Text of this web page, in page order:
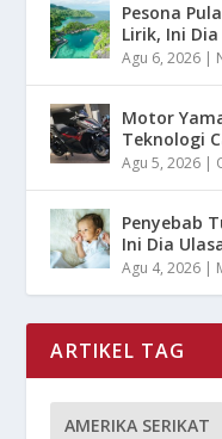
Pesona
Lirik, Ini
Agu 6, 2026 |
Motor
Teknologi
Agu 5, 2026 |
Penyebab
Ini Dia
Agu 4, 2026 |
ARTIKEL TAG
AMERIKA SERIKAT